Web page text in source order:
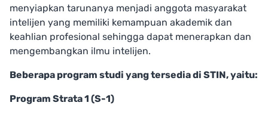
menyiapkan tarunanya menjadi anggota masyarakat
intelijen yang memiliki kemampuan akademik dan
keahlian profesional sehingga dapat menerapkan dan
mengembangkan ilmu intelijen.
Beberapa program studi yang tersedia di STIN, yaitu:
Program Strata 1 (S-1)